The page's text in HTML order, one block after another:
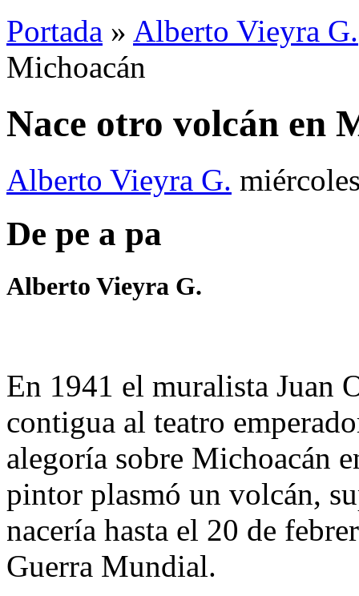
Portada » Alberto Vieyra G.
Michoacán
Nace otro volcán en
Alberto Vieyra G.
De pe a pa
Alberto Vieyra G.
En 1941 el muralista Juan
contigua al teatro
alegoría sobre Michoacán
pintor plasmó un volcán,
nacería hasta el 20 de
Guerra Mundial.